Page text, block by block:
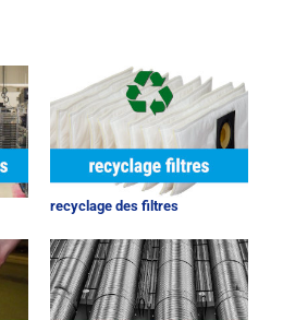
recyclage des filtres